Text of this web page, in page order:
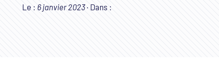
Le : 6 janvier 2023· Dans :